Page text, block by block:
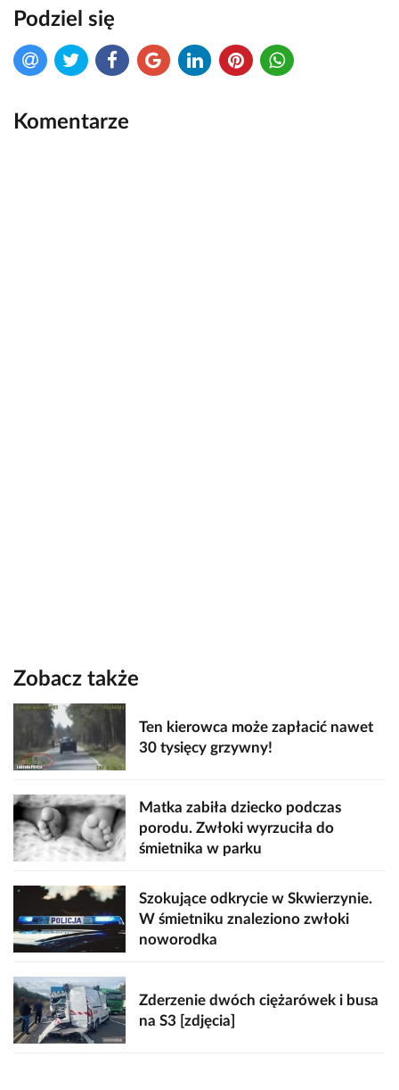
Podziel się
Komentarze
Zobacz także
Ten kierowca może zapłacić nawet
30 tysięcy grzywny!
Matka zabiła dziecko podczas
porodu. Zwłoki wyrzuciła do
śmietnika w parku
Szokujące odkrycie w Skwierzynie.
W śmietniku znaleziono zwłoki
noworodka
Zderzenie dwóch ciężarówek i busa
na S3 [zdjęcia]